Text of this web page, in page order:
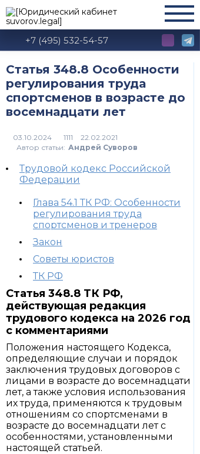
+7 (495) 532-54-57
Статья 348.8 Особенности
регулирования труда
спортсменов в возрасте до
восемнадцати лет
1111
Автор статьи: Андрей Суворов
Трудовой кодекс Российской
Федерации
Глава 54.1 ТК РФ: Особенности
регулирования труда
спортсменов и тренеров
Закон
Советы юристов
ТК РФ
Статья 348.8 ТК РФ,
действующая редакция
трудового кодекса на 2026 год
с комментариями
Положения настоящего Кодекса,
определяющие случаи и порядок
заключения трудовых договоров с
лицами в возрасте до восемнадцати
лет, а также условия использования
их труда, применяются к трудовым
отношениям со спортсменами в
возрасте до восемнадцати лет с
особенностями, установленными
настоящей статьей.